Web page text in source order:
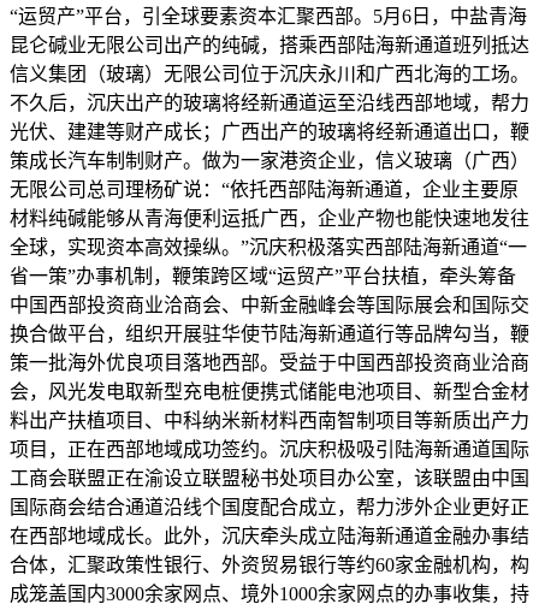
“运贸产”平台，引全球要素资本汇聚西部。5月6日，中盐青海
昆仑碱业无限公司出产的纯碱，搭乘西部陆海新通道班列抵达
信义集团（玻璃）无限公司位于沉庆永川和广西北海的工场。
不久后，沉庆出产的玻璃将经新通道运至沿线西部地域，帮力
光伏、建建等财产成长；广西出产的玻璃将经新通道出口，鞭
策成长汽车制制财产。做为一家港资企业，信义玻璃（广西）
无限公司总司理杨矿说：“依托西部陆海新通道，企业主要原
材料纯碱能够从青海便利运抵广西，企业产物也能快速地发往
全球，实现资本高效操纵。”沉庆积极落实西部陆海新通道“一
省一策”办事机制，鞭策跨区域“运贸产”平台扶植，牵头筹备
中国西部投资商业洽商会、中新金融峰会等国际展会和国际交
换合做平台，组织开展驻华使节陆海新通道行等品牌勾当，鞭
策一批海外优良项目落地西部。受益于中国西部投资商业洽商
会，风光发电取新型充电桩便携式储能电池项目、新型合金材
料出产扶植项目、中科纳米新材料西南智制项目等新质出产力
项目，正在西部地域成功签约。沉庆积极吸引陆海新通道国际
工商会联盟正在渝设立联盟秘书处项目办公室，该联盟由中国
国际商会结合通道沿线个国度配合成立，帮力涉外企业更好正
在西部地域成长。此外，沉庆牵头成立陆海新通道金融办事结
合体，汇聚政策性银行、外资贸易银行等约60家金融机构，构
成笼盖国内3000余家网点、境外1000余家网点的办事收集，持